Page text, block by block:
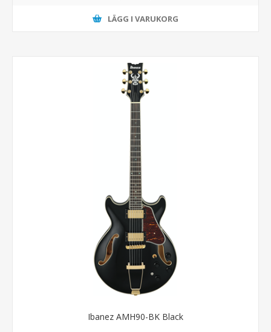
LÄGG I VARUKORG
Ibanez AMH90-BK Black